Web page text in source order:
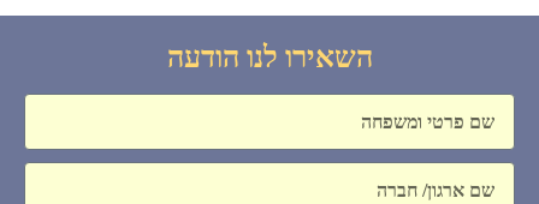
השאירו לנו הודעה